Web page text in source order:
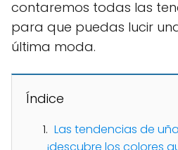
contaremos todas las
para que puedas lucir
última moda.
Índice
Las tendencias de
¡descubre los colores